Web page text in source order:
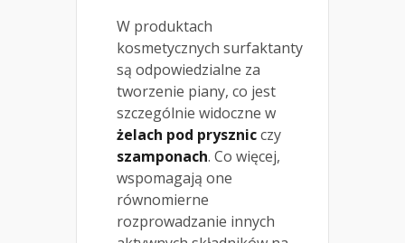
W produktach
kosmetycznych surfaktanty
są odpowiedzialne za
tworzenie piany, co jest
szczególnie widoczne w
żelach pod prysznicczy
szamponach. Co więcej,
wspomagają one
równomierne
rozprowadzanie innych